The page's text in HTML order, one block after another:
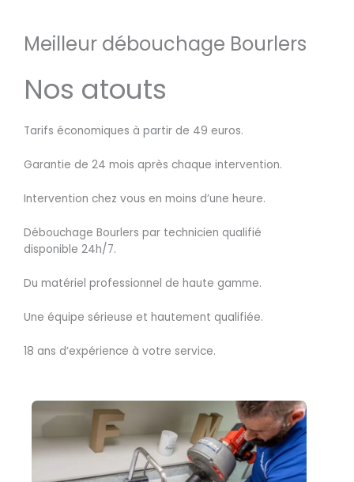
Meilleur débouchage Bourlers
Nos atouts
Tarifs économiques à partir de 49 euros.
Garantie de 24 mois après chaque intervention.
Intervention chez vous en moins d’une heure.
Débouchage Bourlers par technicien qualifié
disponible 24h/7.
Du matériel professionnel de haute gamme.
Une équipe sérieuse et hautement qualifiée.
18 ans d’expérience à votre service.